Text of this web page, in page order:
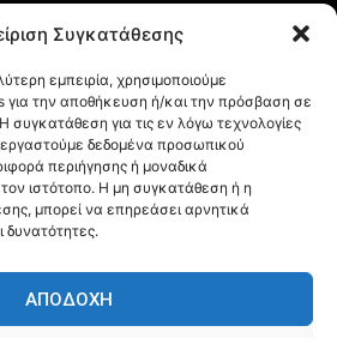
Συγκατάθεσης
εμπειρία, χρησιμοποιούμε
για την αποθήκευση ή/και την πρόσβαση σε
για τις εν λόγω τεχνολογίες
δεδομένα προσωπικού
περιήγησης ή μοναδικά
ιστότοπο. Η μη συγκατάθεση ή η
μπορεί να επηρεάσει αρνητικά
δυνατότητες.
ΑΠΟΔΟΧΉYOUTUBE